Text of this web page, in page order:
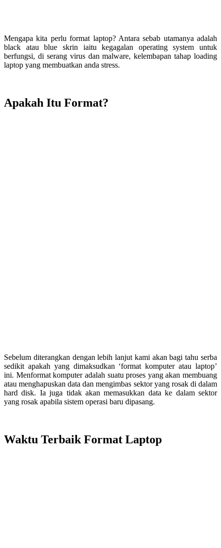
Mengapa kita perlu format laptop? Antara sebab utamanya adalah
black atau blue skrin iaitu kegagalan operating system untuk
berfungsi, di serang virus dan malware, kelembapan tahap loading
laptop yang membuatkan anda stress.
Apakah Itu Format?
Sebelum diterangkan dengan lebih lanjut kami akan bagi tahu serba
sedikit apakah yang dimaksudkan ‘format komputer atau laptop’
ini. Menformat komputer adalah suatu proses yang akan membuang
atau menghapuskan data dan mengimbas sektor yang rosak di dalam
hard disk. Ia juga tidak akan memasukkan data ke dalam sektor
yang rosak apabila sistem operasi baru dipasang.
Waktu Terbaik Format Laptop